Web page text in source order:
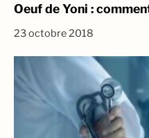
Oeuf de Yoni :
23 octobre 2018